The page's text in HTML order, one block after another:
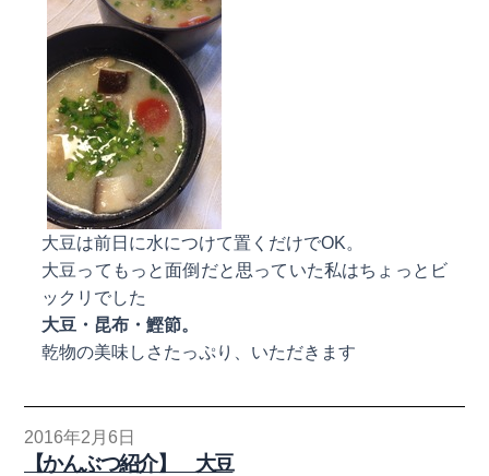
大豆は前日に水につけて置くだけでOK。
大豆ってもっと面倒だと思っていた私はちょっとビ
ックリでした
大豆・昆布・鰹節。
乾物の美味しさたっぷり、いただきます
2016年2月6日
【かんぶつ紹介】 大豆